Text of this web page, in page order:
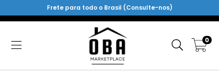
Frete para todo o Brasil (Consulte-nos)
0